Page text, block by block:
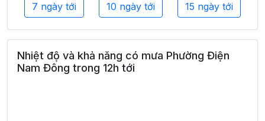
7 ngày tới 10 ngày tới 15 ngày tới
Nhiệt độ và khả năng có mưa Phường Điện
Nam Đông trong 12h tới